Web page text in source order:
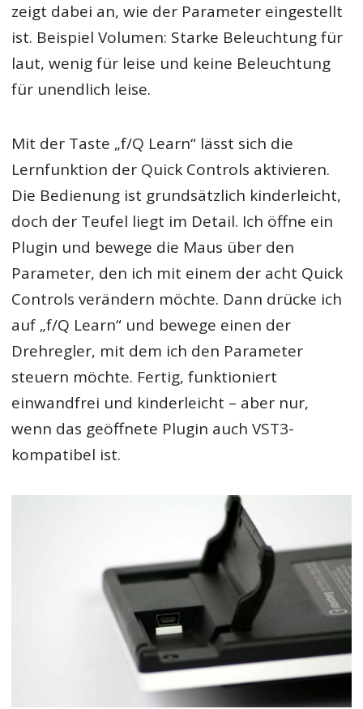
zeigt dabei an, wie der Parameter eingestellt
ist. Beispiel Volumen: Starke Beleuchtung für
laut, wenig für leise und keine Beleuchtung
für unendlich leise.
Mit der Taste „f/Q Learn“ lässt sich die
Lernfunktion der Quick Controls aktivieren.
Die Bedienung ist grundsätzlich kinderleicht,
doch der Teufel liegt im Detail. Ich öffne ein
Plugin und bewege die Maus über den
Parameter, den ich mit einem der acht Quick
Controls verändern möchte. Dann drücke ich
auf „f/Q Learn“ und bewege einen der
Drehregler, mit dem ich den Parameter
steuern möchte. Fertig, funktioniert
einwandfrei und kinderleicht – aber nur,
wenn das geöffnete Plugin auch VST3-
kompatibel ist.